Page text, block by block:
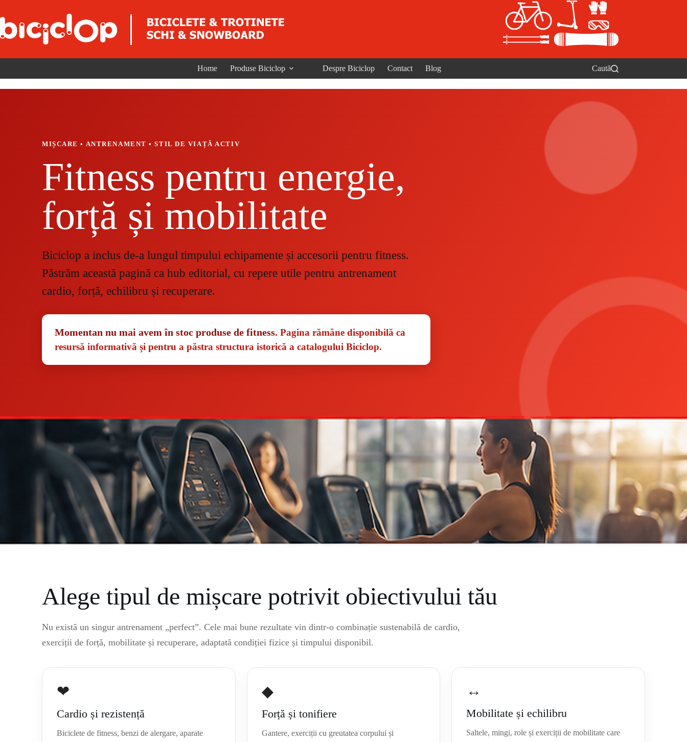
Home Produse Biciclop Despre Biciclop Contact Blog Caută
MIȘCARE • ANTRENAMENT • STIL DE VIAȚĂ ACTIV
Fitness pentru energie,
forță și mobilitate
Biciclop a inclus de-a lungul timpului echipamente și accesorii pentru fitness.
Păstrăm această pagină ca hub editorial, cu repere utile pentru antrenament
cardio, forță, echilibru și recuperare.
Momentan nu mai avem în stoc produse de fitness. Pagina rămâne disponibilă ca
resursă informativă și pentru a păstra structura istorică a catalogului Biciclop.
Alege tipul de mișcare potrivit obiectivului tău
Nu există un singur antrenament „perfect”. Cele mai bune rezultate vin dintr-o combinație sustenabilă de cardio,
exerciții de forță, mobilitate și recuperare, adaptată condiției fizice și timpului disponibil.
❤
Cardio și rezistență
Biciclete de fitness, benzi de alergare, aparate
◆
Forță și tonifiere
Gantere, exerciții cu greutatea corpului și
↔
Mobilitate și echilibru
Saltele, mingi, role și exerciții de mobilitate care